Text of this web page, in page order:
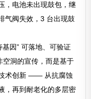
，电池未出现鼓包，继
气阀失效，3 台出现鼓
因” 可落地、可验证
空洞的宣传，而是基于
术创新 —— 从抗腐蚀
，再到耐老化的多层密